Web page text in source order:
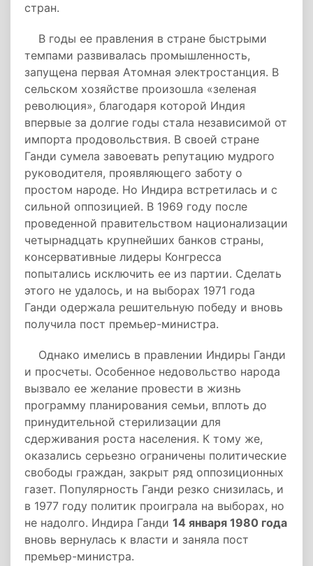
стран.
В годы ее правления в стране быстрыми
темпами развивалась промышленность,
запущена первая Атомная электростанция. В
сельском хозяйстве произошла «зеленая
революция», благодаря которой Индия
впервые за долгие годы стала независимой от
импорта продовольствия. В своей стране
Ганди сумела завоевать репутацию мудрого
руководителя, проявляющего заботу о
простом народе. Но Индира встретилась и с
сильной оппозицией. В 1969 году после
проведенной правительством национализации
четырнадцать крупнейших банков страны,
консервативные лидеры Конгресса
попытались исключить ее из партии. Сделать
этого не удалось, и на выборах 1971 года
Ганди одержала решительную победу и вновь
получила пост премьер-министра.
Однако имелись в правлении Индиры Ганди
и просчеты. Особенное недовольство народа
вызвало ее желание провести в жизнь
программу планирования семьи, вплоть до
принудительной стерилизации для
сдерживания роста населения. К тому же,
оказались серьезно ограничены политические
свободы граждан, закрыт ряд оппозиционных
газет. Популярность Ганди резко снизилась, и
в 1977 году политик проиграла на выборах, но
не надолго. Индира Ганди 14 января 1980 года
вновь вернулась к власти и заняла пост
премьер-министра.